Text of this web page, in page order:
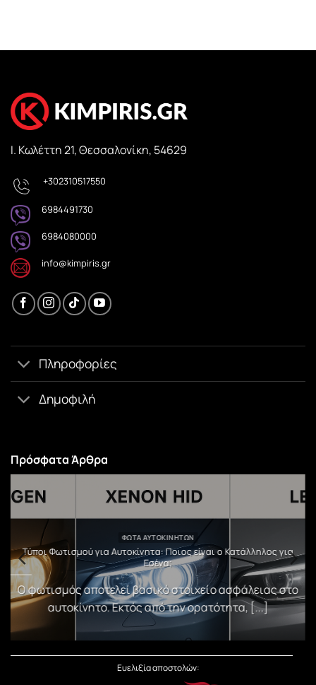
Ι. Κωλέττη 21, Θεσσαλονίκη, 54629
+302310517550
6984491730
6984080000
info@kimpiris.gr
Πληροφορίες
Δημοφιλή
Πρόσφατα Άρθρα
ΦΏΤΑ ΑΥΤΟΚΙΝΉΤΩΝ
Τύποι Φωτισμού για Αυτοκίνητα: Ποιος είναι ο Κατάλληλος για
Εσένα;
Ο φωτισμός αποτελεί βασικό στοιχείο ασφάλειας στο
αυτοκίνητο. Εκτός από την ορατότητα, [...]
Ευελιξία αποστολών: